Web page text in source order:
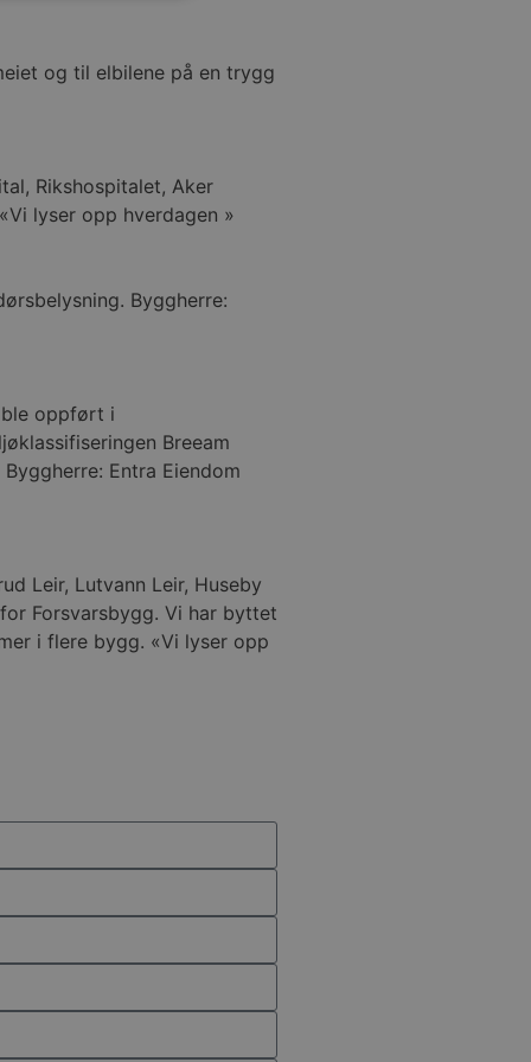
og til elbilene på en trygg
Rikshospitalet, Aker
lyser opp hverdagen »
Byggherre:
ble oppført i
Breeam
Entra Eiendom
Leir, Lutvann Leir, Huseby
Forsvarsbygg. Vi har byttet
i flere bygg. «Vi lyser opp